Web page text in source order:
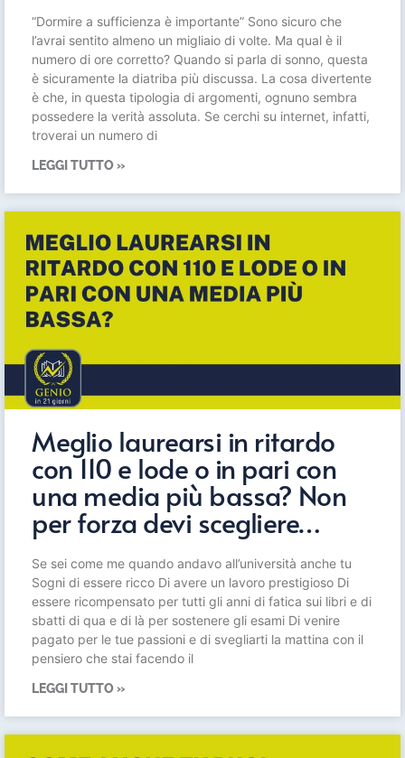
“Dormire a sufficienza è importante” Sono sicuro che
l’avrai sentito almeno un migliaio di volte. Ma qual è il
numero di ore corretto? Quando si parla di sonno, questa
è sicuramente la diatriba più discussa. La cosa divertente
è che, in questa tipologia di argomenti, ognuno sembra
possedere la verità assoluta. Se cerchi su internet, infatti,
troverai un numero di
LEGGI TUTTO »
Meglio laurearsi in ritardo
con 110 e lode o in pari con
una media più bassa? Non
per forza devi scegliere…
Se sei come me quando andavo all’università anche tu
Sogni di essere ricco Di avere un lavoro prestigioso Di
essere ricompensato per tutti gli anni di fatica sui libri e di
sbatti di qua e di là per sostenere gli esami Di venire
pagato per le tue passioni e di svegliarti la mattina con il
pensiero che stai facendo il
LEGGI TUTTO »